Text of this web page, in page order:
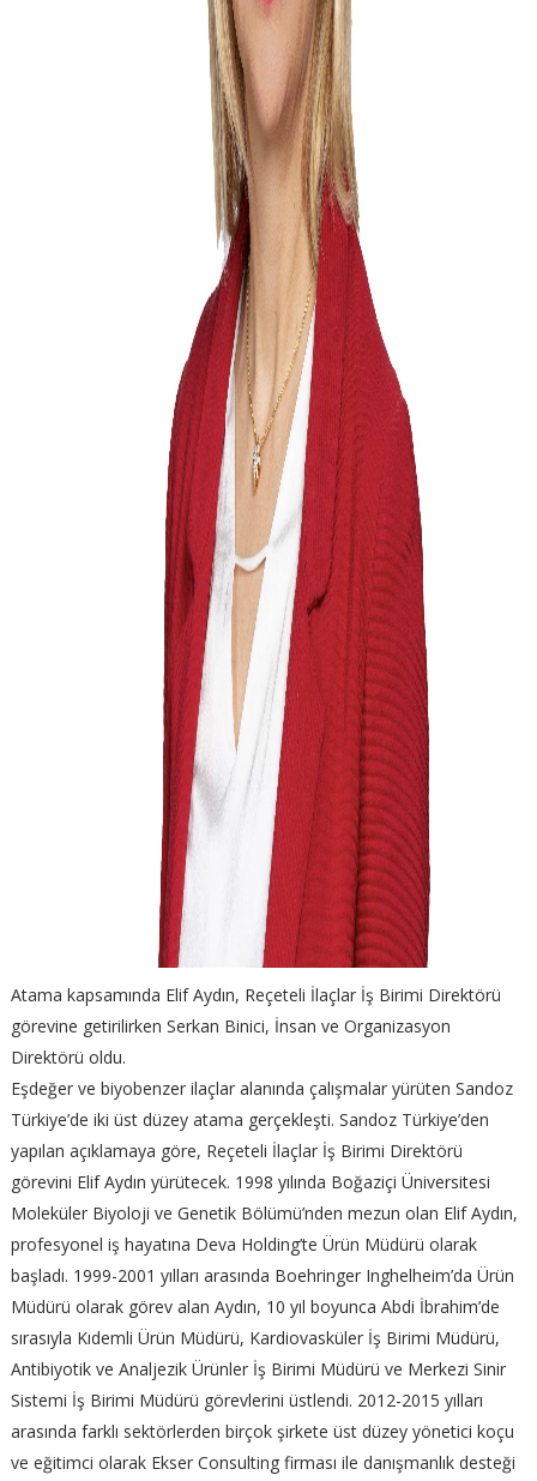
Atama kapsamında Elif Aydın, Reçeteli İlaçlar İş Birimi Direktörü
görevine getirilirken Serkan Binici, İnsan ve Organizasyon
Direktörü oldu.
Eşdeğer ve biyobenzer ilaçlar alanında çalışmalar yürüten Sandoz
Türkiye’de iki üst düzey atama gerçekleşti. Sandoz Türkiye’den
yapılan açıklamaya göre, Reçeteli İlaçlar İş Birimi Direktörü
görevini Elif Aydın yürütecek. 1998 yılında Boğaziçi Üniversitesi
Moleküler Biyoloji ve Genetik Bölümü’nden mezun olan Elif Aydın,
profesyonel iş hayatına Deva Holding’te Ürün Müdürü olarak
başladı. 1999-2001 yılları arasında Boehringer Inghelheim’da Ürün
Müdürü olarak görev alan Aydın, 10 yıl boyunca Abdi İbrahim’de
sırasıyla Kıdemli Ürün Müdürü, Kardiovasküler İş Birimi Müdürü,
Antibiyotik ve Analjezik Ürünler İş Birimi Müdürü ve Merkezi Sinir
Sistemi İş Birimi Müdürü görevlerini üstlendi. 2012-2015 yılları
arasında farklı sektörlerden birçok şirkete üst düzey yönetici koçu
ve eğitimci olarak Ekser Consulting firması ile danışmanlık desteği